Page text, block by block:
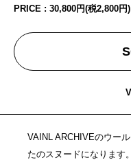
PRICE : 30,800円(税2,800円)
VAINL ARCHIVEのウー
たのスヌードになります。